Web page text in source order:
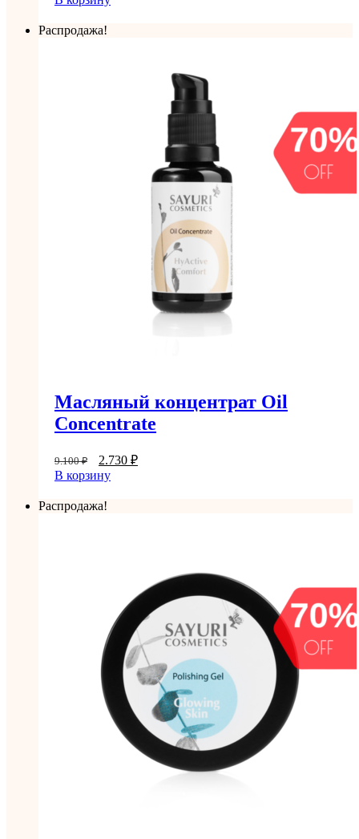
Распродажа!
Масляный концентрат Oil
Concentrate
9.100₽ 2.730 ₽
В корзину
Распродажа!